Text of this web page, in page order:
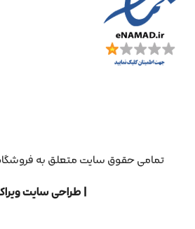
تمامی حقوق سایت متعلق به
| طراحی سایت